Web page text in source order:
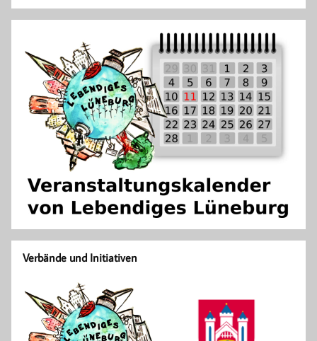
Verbände und Initiativen